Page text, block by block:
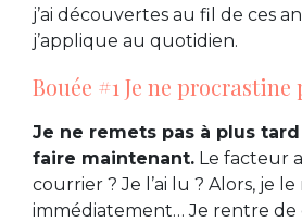
j’ai découvertes au fil de ces
j’applique au quotidien.
Bouée #1 Je ne procrastine
Je ne remets pas à plus
faire maintenant. Le facteur
courrier ? Je l’ai lu ? Alors, je le
immédiatement… Je rentre de